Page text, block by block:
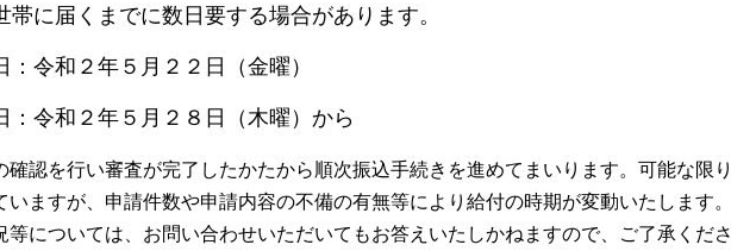
でに数日要する場合があります。
２年５月２２日（金曜）
２年５月２８日（木曜）から
認を行い審査が完了したかたから順次振込手続きを進めてまいります。可能な限り
ますが、申請件数や申請内容の不備の有無等により給付の時期が変動いたします。
等については、お問い合わせいただいてもお答えいたしかねますので、ご了承くださ